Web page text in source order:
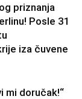
priznanja
Posle 31
iza čuvene
mi doručak!“